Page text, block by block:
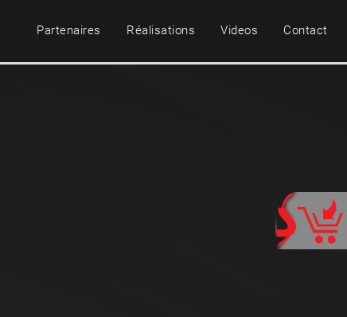
Partenaires Réalisations Videos Contact